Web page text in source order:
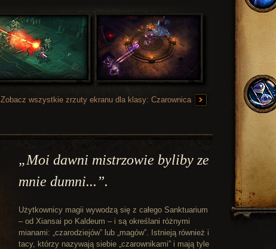
Zobacz wszystkie zrzuty ekranu dla klasy: Czarownica
„Moi dawni mistrzowie byliby ze
mnie dumni...”.
Użytkownicy magii wywodzą się z całego Sanktuarium
– od Xiansai po Kaldeum – i są określani różnymi
mianami: „czarodziejów” lub „magów”. Istnieją również i
tacy, którzy nazywają siebie „czarownikami” i mają tyle